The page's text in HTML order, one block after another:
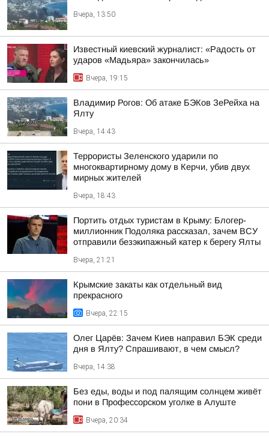
Вчера, 13:50
Известный киевский журналист: «Радость от
ударов «Мадьяра» закончилась»
Вчера, 19:15
Владимир Рогов: Об атаке БЭКов ЗеРейха на
Ялту
Вчера, 14:43
Террористы Зеленского ударили по
многоквартирному дому в Керчи, убив двух
мирных жителей
Вчера, 18:43
Портить отдых туристам в Крыму: Блогер-
миллионник Подоляка рассказал, зачем ВСУ
отправили безэкипажный катер к берегу Ялты
Вчера, 21:21
Крымские закаты как отдельный вид
прекрасного
Вчера, 22:15
Олег Царёв: Зачем Киев направил БЭК среди
дня в Ялту? Спрашивают, в чем смысл?
Вчера, 14:38
Без еды, воды и под палящим солнцем живёт
пони в Профессорском уголке в Алуште
Вчера, 20:34